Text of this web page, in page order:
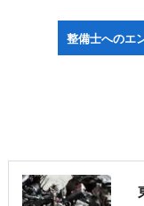
整備士へのエ